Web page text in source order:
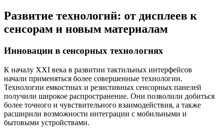
Развитие технологий: от дисплеев к
сенсорам и новым материалам
Инновации в сенсорных технологиях
К началу XXI века в развитии тактильных интерфейсов
начали применяться более совершенные технологии.
Технологии емкостных и резистивных сенсорных панелей
получили широкое распространение. Они позволили добиться
более точного и чувствительного взаимодействия, а также
расширили возможности интеграции с мобильными и
бытовыми устройствами.